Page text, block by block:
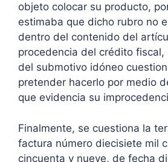
objeto colocar su producto,
estimaba que dicho rubro no
dentro del contenido del
procedencia del crédito fiscal,
del submotivo idóneo
pretender hacerlo por medio
que evidencia su
Finalmente, se cuestiona la
factura número diecisiete mil
cincuenta y nueve, de fecha